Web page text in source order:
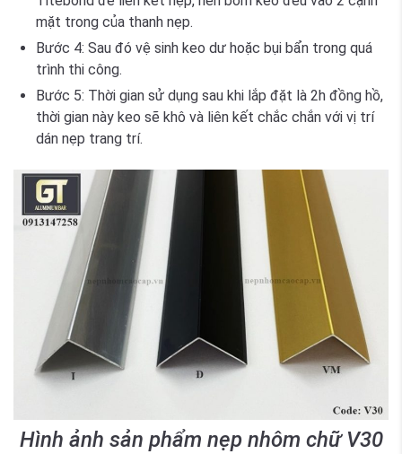
mặt trong của thanh nẹp.
Bước 4: Sau đó vệ sinh keo dư hoặc bụi bẩn trong quá
trình thi công.
Bước 5: Thời gian sử dụng sau khi lắp đặt là 2h đồng hồ,
thời gian này keo sẽ khô và liên kết chắc chắn với vị trí
dán nẹp trang trí.
Hình ảnh sản phẩm nẹp nhôm chữ V30